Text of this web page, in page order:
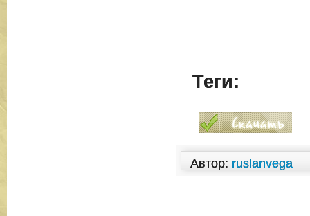
Теги:
Автор: ruslanvega